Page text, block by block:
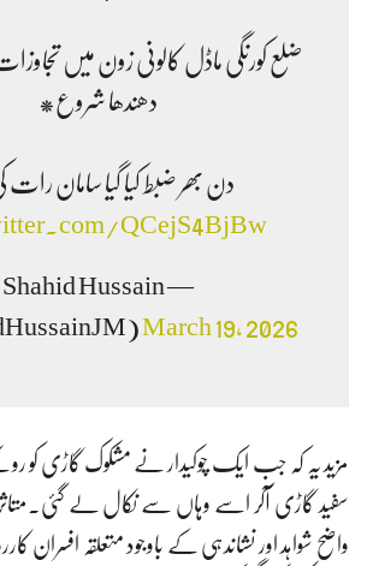
ضلع کورنگی ماڈل کالونی زون میں
دھندھا شروع*
دن بھر ضبط کیا گیا سامان رات
QCejS4BjBw
— Shahid Hussain
March 19, 2026
مزید یہ کہ جب ایک چوکیدار نے مشکوک گاڑی کو
سفید گاڑی آکر اسے وہاں سے نکال لے گئی۔متاثرہ
واضح شواہد اور نشاندہی کے باوجود متعلقہ افسران